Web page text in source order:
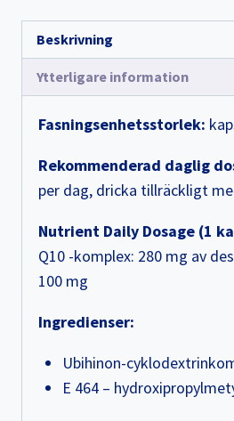
Beskrivning
Ytterligare information
Fasningsenhetsstorlek:
Rekommenderad daglig
per dag, dricka tillräckligt
Nutrient Daily Dosage (1
Q10 -komplex: 280 mg av
100 mg
Ingredienser:
Ubihinon-
E 464 –